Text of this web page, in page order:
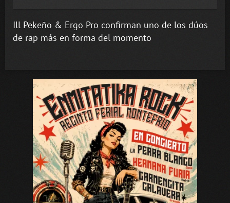
Ill Pekeño & Ergo Pro confirman uno de los dúos
de rap más en forma del momento